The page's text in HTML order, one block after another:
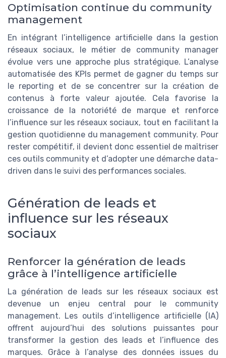
Optimisation continue du community
management
En intégrant l’intelligence artificielle dans la gestion
réseaux sociaux, le métier de community manager
évolue vers une approche plus stratégique. L’analyse
automatisée des KPIs permet de gagner du temps sur
le reporting et de se concentrer sur la création de
contenus à forte valeur ajoutée. Cela favorise la
croissance de la notoriété de marque et renforce
l’influence sur les réseaux sociaux, tout en facilitant la
gestion quotidienne du management community. Pour
rester compétitif, il devient donc essentiel de maîtriser
ces outils community et d’adopter une démarche data-
driven dans le suivi des performances sociales.
Génération de leads et
influence sur les réseaux
sociaux
Renforcer la génération de leads
grâce à l’intelligence artificielle
La génération de leads sur les réseaux sociaux est
devenue un enjeu central pour le community
management. Les outils d’intelligence artificielle (IA)
offrent aujourd’hui des solutions puissantes pour
transformer la gestion des leads et l’influence des
marques. Grâce à l’analyse des données issues du